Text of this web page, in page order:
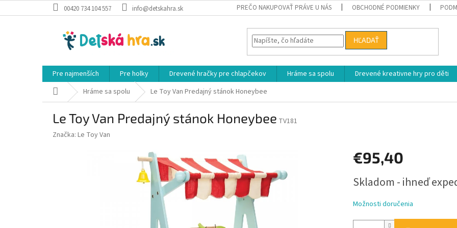
na
00420 734 104 557 info@detskahra.sk PREČO NAKUPOVAŤ PRÁVE U NÁS OBCHODNÉ PODMIENKY
HĽADAŤ
Pre najmenších Pre holky Drevené hračky pre chlapčekov Hráme sa spolu Drevené kreativne hry pro děti
DomovHráme sa spolu Le Toy Van Predajný stánok Honeybee
Le Toy Van Predajný stánok Honeybee TV181
Značka: Le Toy Van
€95,40
cena:
Skladom - ihneď
Možnosti doručenia